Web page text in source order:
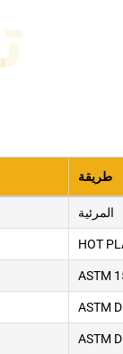
طريقة
المرئية
HOT
ASTM
ASTM
ASTM